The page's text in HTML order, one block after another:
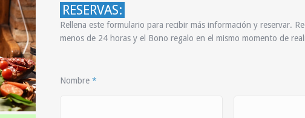
RESERVAS:
Rellena este formulario para recibir más información y reservar.
menos de 24 horas y el Bono regalo en el mismo momento de
Nombre *